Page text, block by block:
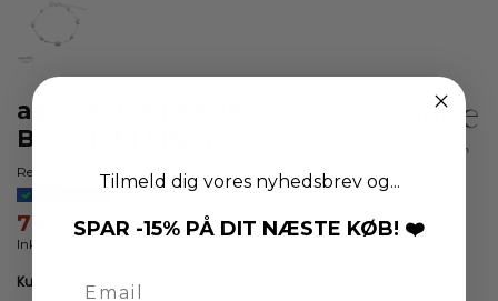
aqua dulce | Karla
Bracelet | Silver
Reference 6429
799,00 kr.
Inkl. moms
Tilmeld dig vores nyhedsbrev og...
SPAR -15% PÅ DIT NÆSTE KØB! ❤️